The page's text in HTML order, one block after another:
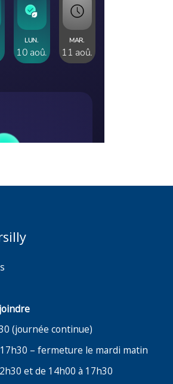
(journée continue)
– fermeture le mardi matin
et de 14h00 à 17h30